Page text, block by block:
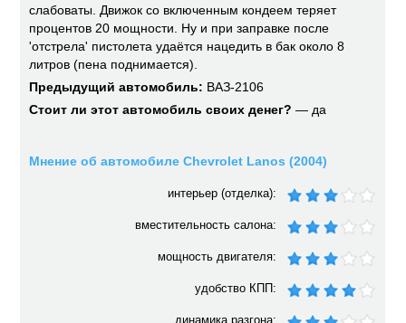
слабоваты. Движок со включенным кондеем теряет
процентов 20 мощности. Ну и при заправке после
'отстрела' пистолета удаётся нацедить в бак около 8
литров (пена поднимается).
Предыдущий автомобиль: ВАЗ-2106
Стоит ли этот автомобиль своих денег? — да
Мнение об автомобиле Chevrolet Lanos (2004)
интерьер (отделка):
вместительность салона:
мощность двигателя:
удобство КПП:
динамика разгона: